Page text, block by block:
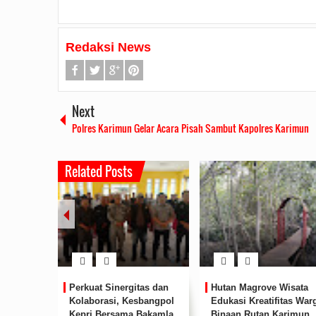
Redaksi News
Next
Polres Karimun Gelar Acara Pisah Sambut Kapolres Karimun
Related Posts
Perkuat Sinergitas dan
Kolaborasi, Kesbangpol
Hutan Magrove Wisata
Edukasi Kreatifitas
Pembangunan Batam
0 Comments
Kesiapan Pelebaran Jalan
2019/06/190 Comments
Silahturahmi Dan Komunikasi
Dengan Masyarakat
2019/05/140